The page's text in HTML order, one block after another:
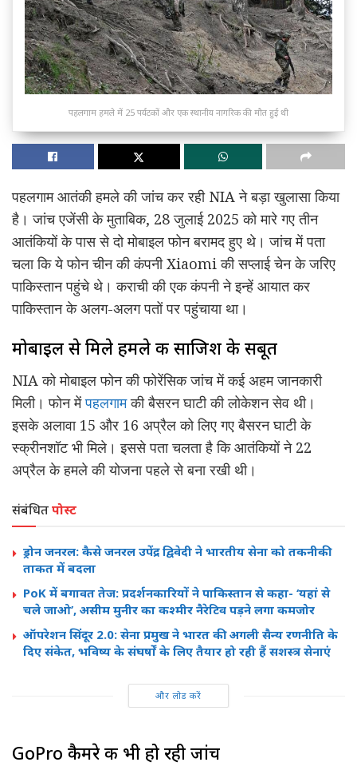
पहलगाम हमले में 25 पर्यटकों और एक स्थानीय नागरिक की मौत हुई थी
पहलगाम आतंकी हमले की जांच कर रही NIA ने बड़ा खुलासा किया
है। जांच एजेंसी के मुताबिक, 28 जुलाई 2025 को मारे गए तीन
आतंकियों के पास से दो मोबाइल फोन बरामद हुए थे। जांच में पता
चला कि ये फोन चीन की कंपनी Xiaomi की सप्लाई चेन के जरिए
पाकिस्तान पहुंचे थे। कराची की एक कंपनी ने इन्हें आयात कर
पाकिस्तान के अलग-अलग पतों पर पहुंचाया था।
मोबाइल से मिले हमले की साजिश के सबूत
NIA को मोबाइल फोन की फोरेंसिक जांच में कई अहम जानकारी
मिली। फोन मेंपहलगामकी बैसरन घाटी की लोकेशन सेव थी।
इसके अलावा 15 और 16 अप्रैल को लिए गए बैसरन घाटी के
स्क्रीनशॉट भी मिले। इससे पता चलता है कि आतंकियों ने 22
अप्रैल के हमले की योजना पहले से बना रखी थी।
संबंधितपोस्ट
ड्रोन जनरल: कैसे जनरल उपेंद्र द्विवेदी ने भारतीय सेना को तकनीकी
ताकत में बदला
PoK में बगावत तेज: प्रदर्शनकारियों ने पाकिस्तान से कहा- ‘यहां से
चले जाओ’, असीम मुनीर का कश्मीर नैरेटिव पड़ने लगा कमजोर
ऑपरेशन सिंदूर 2.0: सेना प्रमुख ने भारत की अगली सैन्य रणनीति के
दिए संकेत, भविष्य के संघर्षों के लिए तैयार हो रही हैं सशस्त्र सेनाएं
और लोड करें
GoPro कैमरे की भी हो रही जांच